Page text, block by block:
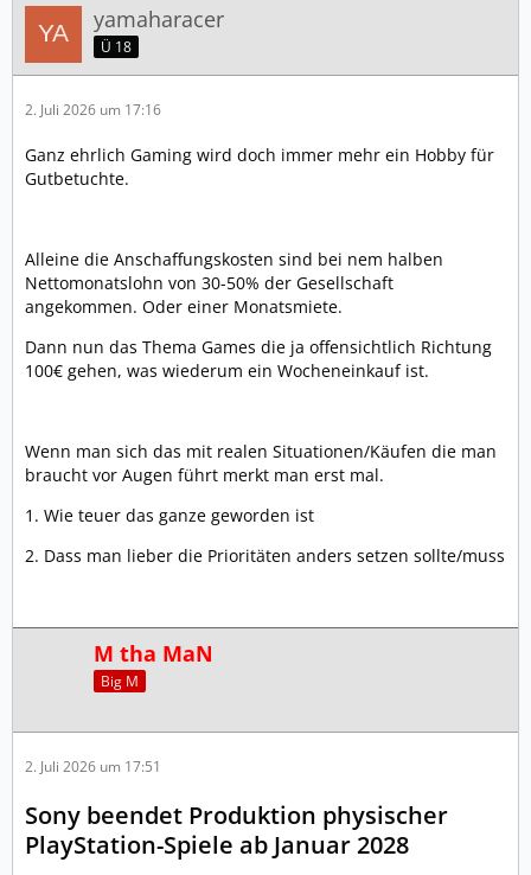
yamaharacer
Ü 18
2. Juli 2026 um 17:16
Ganz ehrlich Gaming wird doch immer mehr ein Hobby für
Gutbetuchte.
Alleine die Anschaffungskosten sind bei nem halben
Nettomonatslohn von 30-50% der Gesellschaft
angekommen. Oder einer Monatsmiete.
Dann nun das Thema Games die ja offensichtlich Richtung
100€ gehen, was wiederum ein Wocheneinkauf ist.
Wenn man sich das mit realen Situationen/Käufen die man
braucht vor Augen führt merkt man erst mal.
1. Wie teuer das ganze geworden ist
2. Dass man lieber die Prioritäten anders setzen sollte/muss
M tha MaN
Big M
2. Juli 2026 um 17:51
Sony beendet Produktion physischer
PlayStation-Spiele ab Januar 2028